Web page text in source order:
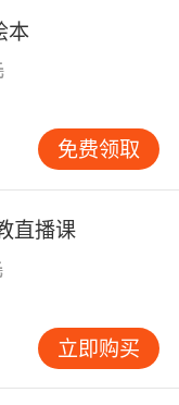
了空中交通堵
安全的旅行方
案……
妮和午夜小飞
册）中的一册。
一只在午夜时
梦。小飞龙鼻
有被烧毁的危
帮小飞龙找到
？
在跌宕起伏、妙
本
免费领取
直播课
立即购买